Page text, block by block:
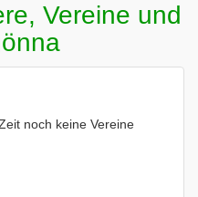
Vereine und
noch keine Vereine